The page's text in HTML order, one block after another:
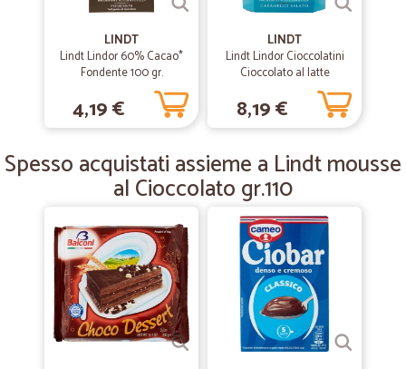
Correttezza e puntualità!
Correttezza e puntualità!
27/02/2019
Tiziana T.
Buongiorno Io mi sono trovata bene con…
Buongiorno Io mi sono trovata bene con voi il paco era ottimo
imballato bene che devo dire siete una azienda perfetta buona
LINDT
Lindt Lindor 60% Cacao*
Fondente 100 gr.
4,19 €
LINDT
Lindt Lindor Cioccolatini
Cioccolato al latte
Caramello 200 g
8,19 €
Spesso acquistati assieme a Lindt mousse
al Cioccolato gr.110